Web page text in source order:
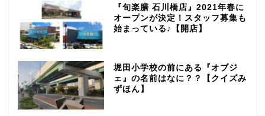
『旬楽膳 石川橋店』2021年春に
オープンが決定！スタッフ募集も
始まっている♪【開店】
堀田小学校の前にある『オブジ
ェ』の名前はなに？？【クイズみ
ずほん】